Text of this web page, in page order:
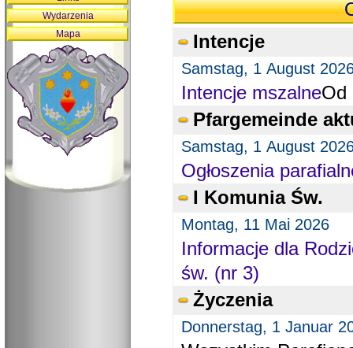
Intencje
Samstag, 1 August
Intencje mszalneOd
Pfargemeinde
Samstag, 1 August
Ogłoszenia
I Komunia Św.
Montag, 11 Mai 2026
Informacje dla
św. (nr 3)
Życzenia
Donnerstag, 1 Januar
Wydarzenia
Mapa